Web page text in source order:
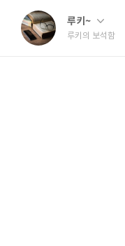
루키~
루키의 보석함